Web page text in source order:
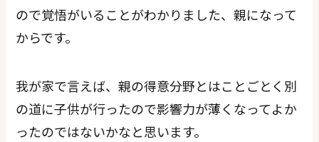
ので覚悟がいることがわかりました、親になって
からです。
我が家で言えば、親の得意分野とはことごとく別
の道に子供が行ったので影響力が薄くなってよか
ったのではないかなと思います。